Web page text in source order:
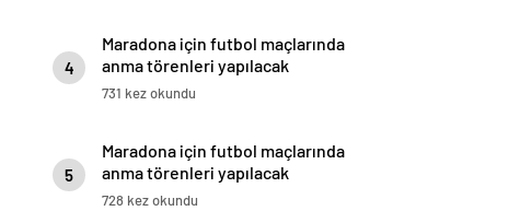
4
Maradona için futbol maçlarında
anma törenleri yapılacak
731 kez okundu
5
Maradona için futbol maçlarında
anma törenleri yapılacak
728 kez okundu